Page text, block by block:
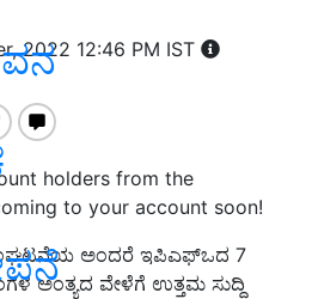
2022 12:46 PM IST
holders from the
to your account soon!
ಅಂದರೆ ಇಪಿಎಫ್‌ಒದ 7
ಅಂತ್ಯದ ವೇಳೆಗೆ ಉತ್ತಮ ಸುದ್ದಿ